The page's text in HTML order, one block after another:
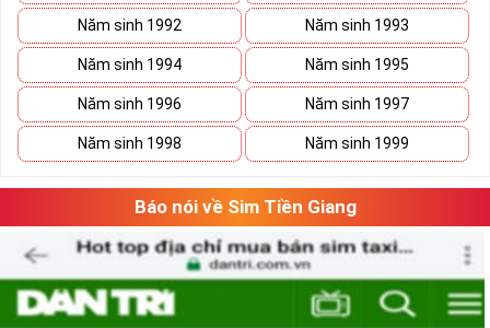
sim
, sim VÀNGtuyệt đẹp, với đẳng cấp đứng đầu. Vẻ đẹp mà
số 5 tạo nên là tổng hòa của ý nghĩa và hình thức, con số 5 gồm cả
những nét gãy và nét cong như cuộc sống có
lúcthănglúctrầmnhưng họ sẽ tìm thấy con đường phát triển vững
bền của mình.
Năm sinh 1992 Năm sinh 1993
Năm sinh 1994 Năm sinh 1995
Năm sinh 1996 Năm sinh 1997
Năm sinh 1998 Năm sinh 1999
Báo nói về Sim Tiền Giang